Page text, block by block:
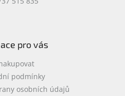
pro vás
podmínky
osobních údajů